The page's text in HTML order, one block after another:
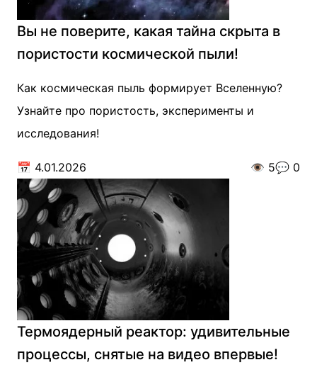
Вы не поверите, какая тайна скрыта в
пористости космической пыли!
Как космическая пыль формирует Вселенную?
Узнайте про пористость, эксперименты и
исследования!
📅 4.01.2026 👁️ 5💬 0
Термоядерный реактор: удивительные
процессы, снятые на видео впервые!